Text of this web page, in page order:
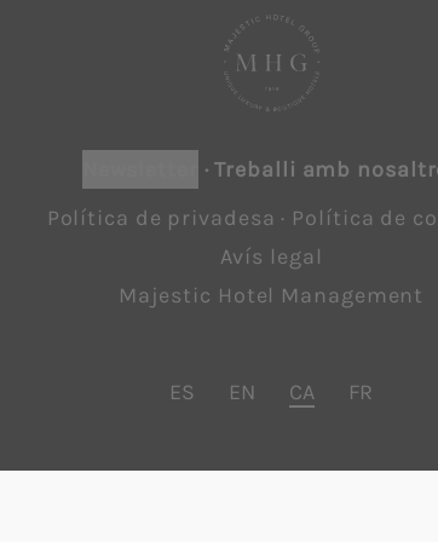
·Treballi amb
Política de privadesa · Política de
Avís legal
Majestic Hotel Management
ES EN CA FR